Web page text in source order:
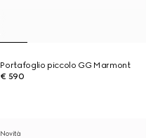
Portafoglio piccolo GG Marmont
€ 590
Novità